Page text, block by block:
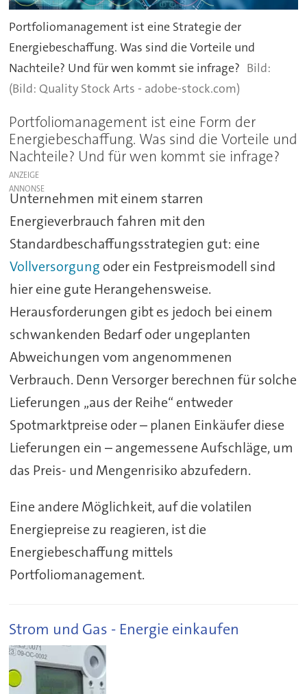
Portfoliomanagement ist eine Strategie der
Energiebeschaffung. Was sind die Vorteile und
Nachteile? Und für wen kommt sie infrage?
(Bild: Quality Stock Arts - adobe-stock.com)
Portfoliomanagement ist eine Form der
Energiebeschaffung. Was sind die Vorteile und
Nachteile? Und für wen kommt sie infrage?
ANZEIGE
Unternehmen mit einem starren
Energieverbrauch fahren mit den
Standardbeschaffungsstrategien gut: eine
Vollversorgung oder ein Festpreismodell sind
hier eine gute Herangehensweise.
Herausforderungen gibt es jedoch bei einem
schwankenden Bedarf oder ungeplanten
Abweichungen vom angenommenen
Verbrauch. Denn Versorger berechnen für solche
Lieferungen „aus der Reihe“ entweder
Spotmarktpreise oder – planen Einkäufer diese
Lieferungen ein – angemessene Aufschläge, um
das Preis- und Mengenrisiko abzufedern.
Eine andere Möglichkeit, auf die volatilen
Energiepreise zu reagieren, ist die
Energiebeschaffung mittels
Portfoliomanagement.
Strom und Gas - Energie einkaufen